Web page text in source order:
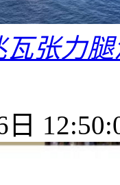
瓦张力
日